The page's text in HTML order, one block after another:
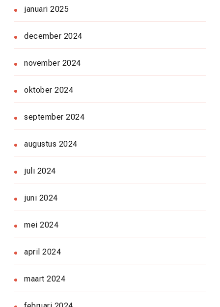
januari 2025
december 2024
november 2024
oktober 2024
september 2024
augustus 2024
juli 2024
juni 2024
mei 2024
april 2024
maart 2024